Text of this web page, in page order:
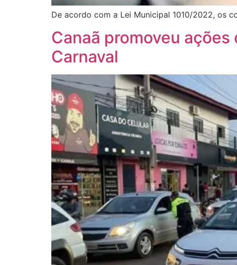
De acordo com a Lei Municipal 1010/2022, os
Canaã promoveu
Carnaval